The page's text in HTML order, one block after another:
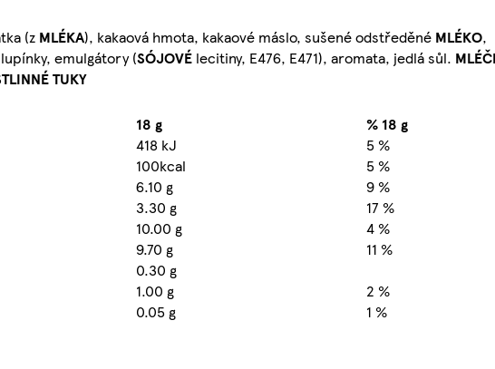
(z MLÉKA), kakaová hmota, kakaové máslo, sušené odstředěné MLÉKO,
emulgátory (SÓJOVÉ lecitiny, E476, E471), aromata, jedlá sůl.
TUKY
18 g
% 18 g
418 kJ
5 %
100kcal
5 %
6.10 g
9 %
3.30 g
17 %
10.00 g
4 %
9.70 g
11 %
0.30 g
1.00 g
2 %
0.05 g 1 %